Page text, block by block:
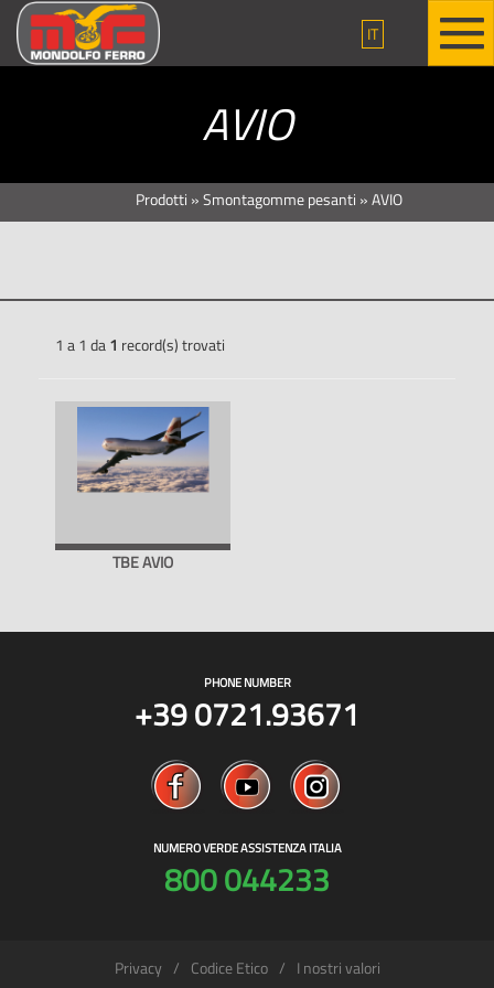
IT
AVIO
Prodotti »Smontagomme pesanti »AVIO
1 a 1 da1 record(s) trovati
TBE AVIO
PHONE NUMBER
+39 0721.93671
NUMERO VERDE ASSISTENZA ITALIA
800 044233
Privacy Codice Etico I nostri valori